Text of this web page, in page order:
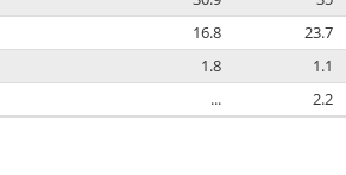
16.8 23.7
1.8 1.1
... 2.2